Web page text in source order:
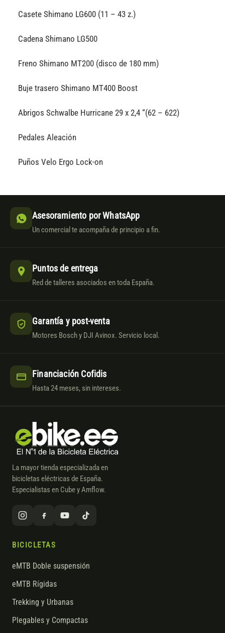
Casete Shimano LG600 (11 – 43 z.)
Cadena Shimano LG500
Freno Shimano MT200 (disco de 180 mm)
Buje trasero Shimano MT400 Boost
Abrigos Schwalbe Hurricane 29 x 2,4 “(62 – 622)
Pedales Aleación
Puños Velo Ergo Lock-on
Asesoramiento por WhatsApp
Un comercial te acompaña de principio a fin.
Puntos de entrega
Red de talleres asociados en toda España.
Garantía y post-venta
Motores Bosch y DJI Avinox. Servicio local.
Financiación Cofidis
Hasta 24 meses, sin intereses.
La mayor tienda especializada en
bicicletas eléctricas de España.
Especialistas en Cube y Amflow.
BICICLETAS
eMTB Doble suspensión
eMTB Rígidas
Trekking y Urbanas
Plegables y Compactas